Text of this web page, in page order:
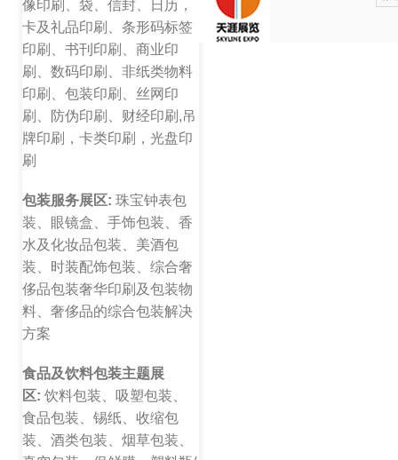
像印刷、袋、信封、日历，
卡及礼品印刷、条形码标签
印刷、书刊印刷、商业印
刷、数码印刷、非纸类物料
印刷、包装印刷、丝网印
刷、防伪印刷、财经印刷,吊
牌印刷，卡类印刷，光盘印
刷
包装服务展区: 珠宝钟表包
装、眼镜盒、手饰包装、香
水及化妆品包装、美酒包
装、时装配饰包装、综合奢
侈品包装奢华印刷及包装物
料、奢侈品的综合包装解决
方案
食品及饮料包装主题展
区: 饮料包装、吸塑包装、
食品包装、锡纸、收缩包
装、酒类包装、烟草包装、